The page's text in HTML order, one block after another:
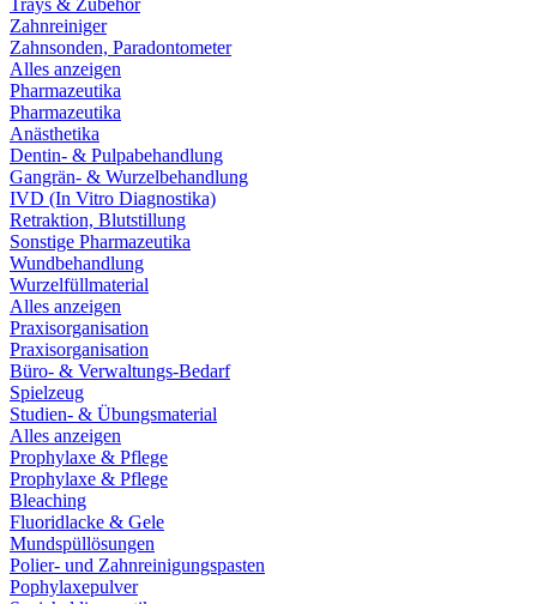
Trays & Zubehör
Zahnreiniger
Zahnsonden, Paradontometer
Alles anzeigen
Pharmazeutika
Pharmazeutika
Anästhetika
Dentin- & Pulpabehandlung
Gangrän- & Wurzelbehandlung
IVD (In Vitro Diagnostika)
Retraktion, Blutstillung
Sonstige Pharmazeutika
Wundbehandlung
Wurzelfüllmaterial
Alles anzeigen
Praxisorganisation
Praxisorganisation
Büro- & Verwaltungs-Bedarf
Spielzeug
Studien- & Übungsmaterial
Alles anzeigen
Prophylaxe & Pflege
Prophylaxe & Pflege
Bleaching
Fluoridlacke & Gele
Mundspüllösungen
Polier- und Zahnreinigungspasten
Pophylaxepulver